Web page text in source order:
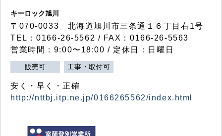
キーロック旭川
〒070-0033 北海道旭川市三条通１６丁目右1号
TEL：0166-26-5562 / FAX：0166-26-5563
営業時間：9:00〜18:00 / 定休日：日曜日
販売可 工事・取付可
安く・早く・正確
http://nttbj.itp.ne.jp/0166265562/index.html